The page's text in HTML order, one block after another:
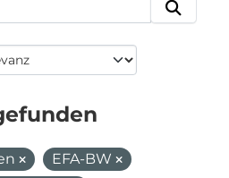
EFA-BW